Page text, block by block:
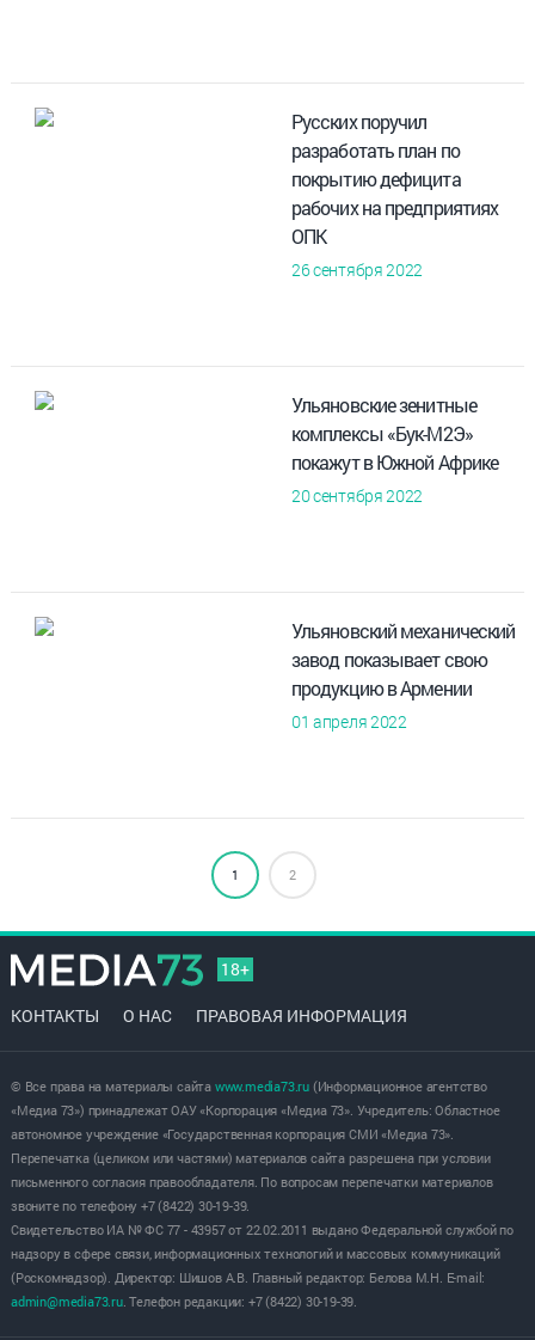
Русских поручил
разработать план по
покрытию дефицита
рабочих на предприятиях
ОПК
26 сентября 2022
Ульяновские зенитные
комплексы «Бук-М2Э»
покажут в Южной Африке
20 сентября 2022
Ульяновский механический
завод показывает свою
продукцию в Армении
01 апреля 2022
1 2
18+
КОНТАКТЫ О НАС ПРАВОВАЯ ИНФОРМАЦИЯ
© Все права на материалы сайта www.media73.ru(Информационное агентство
«Медиа 73») принадлежат ОАУ «Корпорация «Медиа 73». Учредитель: Областное
автономное учреждение «Государственная корпорация СМИ «Медиа 73».
Перепечатка (целиком или частями) материалов сайта разрешена при условии
письменного согласия правообладателя. По вопросам перепечатки материалов
звоните по телефону +7 (8422) 30-19-39.
Свидетельство ИА № ФС 77 - 43957 от 22.02.2011 выдано Федеральной службой по
надзору в сфере связи, информационных технологий и массовых коммуникаций
(Роскомнадзор). Директор: Шишов А.В. Главный редактор: Белова М.Н. E-mail:
admin@media73.ru. Телефон редакции: +7 (8422) 30-19-39.